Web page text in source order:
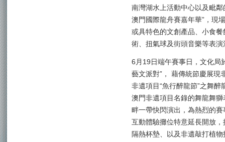
南灣湖水上活動中心以及毗
澳門國際龍舟賽嘉年華”，現
或具特色的文創產品、小食
術、扭氣球及街頭音樂等表
6月19日端午賽事日，文化局
藝文派對”， 藉傳統節慶展現
非遺項目“魚行醉龍節”之舞醉
澳門非遺項目名錄的舞龍舞獅
畔一帶快閃演出，為熱烈的
互動體驗攤位特意延長開放
隔熱杯墊、以及非遺敲打植